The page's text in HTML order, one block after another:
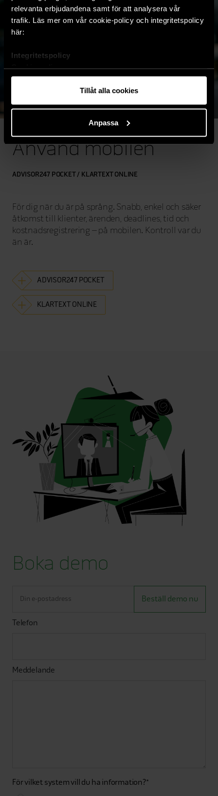
relevanta erbjudandena samt för att analysera vår
trafik. Läs mer om vår cookie-policy och integritetspolicy
här:
Integritetspolicy
Cookie-policy
Tillåt alla cookies
Anpassa
Använd mobilen
ADVISOR247 POCKET / KLARTEXT ONLINE
För dig när du är på språng. Snabb, enkel och säker
åtkomst till klienter, ärenden, deadlines, tid och
kostnadsregistrering – på mobilen. Kontroll var du
än är.
ADVISOR247 POCKET
KLARTEXT ONLINE
Boka demo
Telefon
Meddelande
För vilket system vill du ha information?*